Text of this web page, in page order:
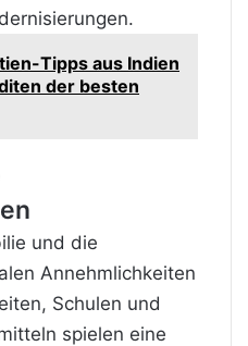
Tipps aus Indien
der besten
und die
Annehmlichkeiten
Schulen und
spielen eine